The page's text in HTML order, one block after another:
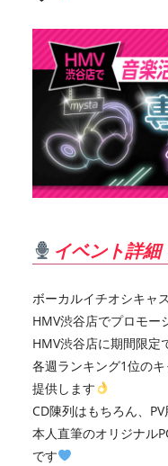
イベント詳細
ボーカルイチオシキャ
HMV渋谷店でプロモー
HMV渋谷店に期間限
各週ランキング1位の
提供します
CD陳列はもちろん、
本人直筆のオリジナル
です